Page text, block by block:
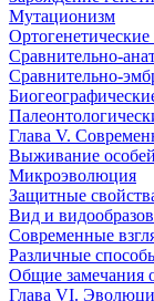
Мутационизм
Сравнительно-
Сравнительно-
Глава V.
Выживание
Микроэволюция
Защитные
Вид и
Современные
Различные
Общие замечания
Глава VI.